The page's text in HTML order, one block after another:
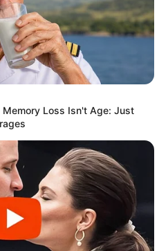
Loss Isn't Age: Just